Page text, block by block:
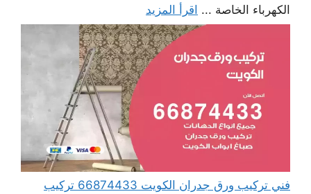
الكهرباء الخاصة ... اقرأ المزيد
فني تركيب ورق جدران الكويت 66874433 تركيب